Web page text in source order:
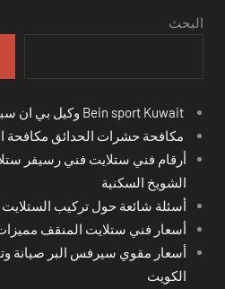
البحث
مكافحة حشرات الحدائق مكافحة
أرقام فني ستلايت فني رسيفر
الشويخ السكنية
أسئلة شائعة حول تركيب
أسعار فني ستلايت المنقف
أسعار مقوي سيرفس البر صيانة
الكويت